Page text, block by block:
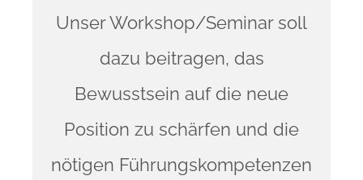
Unser Workshop/Seminar soll
dazu beitragen, das
Bewusstsein auf die neue
Position zu schärfen und die
nötigen Führungskompetenzen